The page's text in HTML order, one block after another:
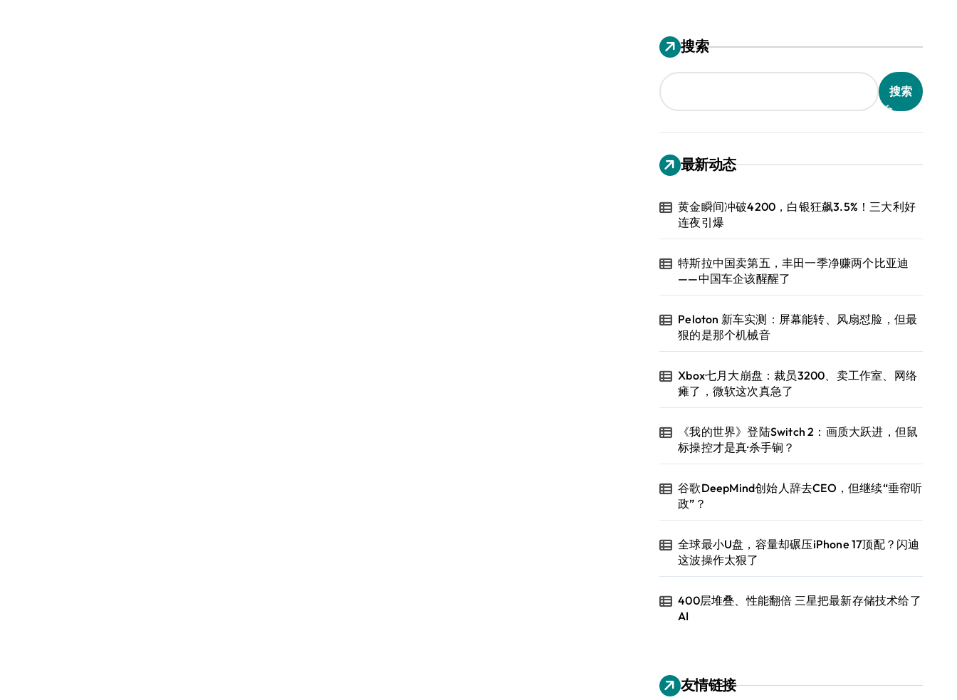
搜索
搜索
最新动态
黄金瞬间冲破4200，白银狂飙3.5%！三大利好
连夜引爆
特斯拉中国卖第五，丰田一季净赚两个比亚迪
——中国车企该醒醒了
Peloton 新车实测：屏幕能转、风扇怼脸，但最
狠的是那个机械音
Xbox七月大崩盘：裁员3200、卖工作室、网络
瘫了，微软这次真急了
《我的世界》登陆Switch 2：画质大跃进，但鼠
标操控才是真·杀手锏？
谷歌DeepMind创始人辞去CEO，但继续“垂帘听
政”？
全球最小U盘，容量却碾压iPhone 17顶配？闪迪
这波操作太狠了
400层堆叠、性能翻倍 三星把最新存储技术给了
AI
友情链接